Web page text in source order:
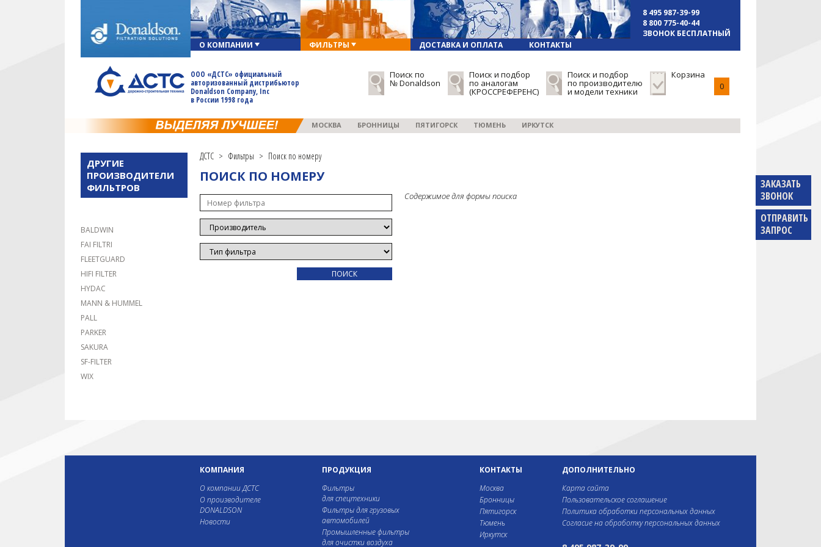
О КОМПАНИИ ФИЛЬТРЫ ДОСТАВКА И ОПЛАТА КОНТАКТЫ
8 495 987-39-99
8 800 775-40-44
ЗВОНОК БЕСПЛАТНЫЙ
ООО «ДСТС» официальный
авторизованный дистрибьютор
Donaldson Company, Inc
в России 1998 года
Поиск по
№ Donaldson
Поиск и подбор
по аналогам
(КРОССРЕФЕРЕНС)
Поиск и подбор
по производителю
и модели техники
Корзина
0
МОСКВА БРОННИЦЫ ПЯТИГОРСК ТЮМЕНЬ ИРКУТСК
ЗАКАЗАТЬ
ЗВОНОК
ОТПРАВИТЬ
ЗАПРОС
ДРУГИЕ
ПРОИЗВОДИТЕЛИ
ФИЛЬТРОВ
BALDWIN
FAI FILTRI
FLEETGUARD
HIFI FILTER
HYDAC
MANN & HUMMEL
PALL
PARKER
SAKURA
SF-FILTER
WIX
ДСТС > Фильтры > Поиск по номеру
ПОИСК ПО НОМЕРУ
Содержимое для формы поиска
КОМПАНИЯ
О компании ДСТС
О производителе
DONALDSON
Новости
ПРОДУКЦИЯ
Фильтры
для спецтехники
Фильтры для грузовых
автомобилей
Промышленные фильтры
для очистки воздуха
КОНТАКТЫ
Москва
Бронницы
Пятигорск
Тюмень
Иркутск
ДОПОЛНИТЕЛЬНО
Карта сайта
Пользовательское соглашение
Политика обработки персональных данных
Согласие на обработку персональных данных